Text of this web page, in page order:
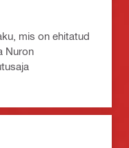
mis on ehitatud
Nuron